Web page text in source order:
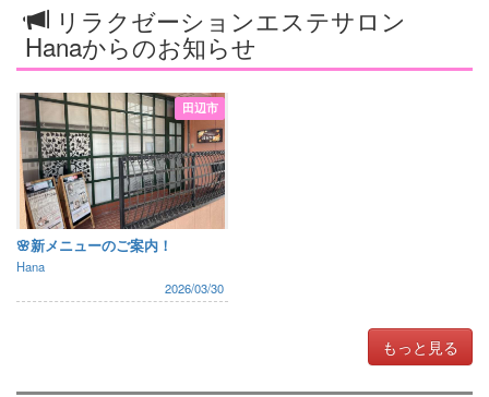
リラクゼーションエステサロン
Hanaからのお知らせ
🌸新メニューのご案内！
Hana
2026/03/30
田辺市
もっと見る